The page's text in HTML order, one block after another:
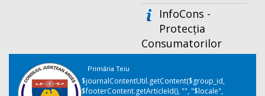
InfoCons -
Protecția
Consumatorilor
Primăria Teiu
$journalContentUtil.getContent($group_id,
$footerContent.getArticleId(), "", "$locale",